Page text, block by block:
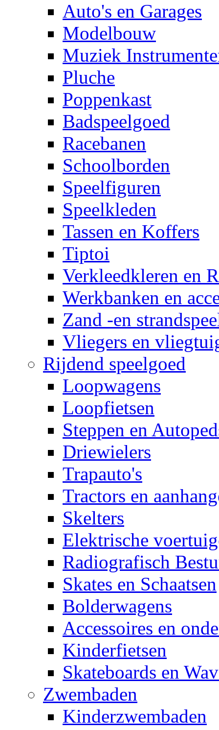
Auto's en Garages
Modelbouw
Muziek
Pluche
Poppenkast
Badspeelgoed
Racebanen
Schoolborden
Speelfiguren
Speelkleden
Tassen en Koffers
Tiptoi
Verkleedkleren en
Werkbanken en
Zand -en
Vliegers en
Rijdend speelgoed
Loopwagens
Loopfietsen
Steppen en
Driewielers
Trapauto's
Tractors en
Skelters
Elektrische
Radiografisch
Skates en Schaatsen
Bolderwagens
Accessoires en
Kinderfietsen
Skateboards en
Zwembaden
Kinderzwembaden